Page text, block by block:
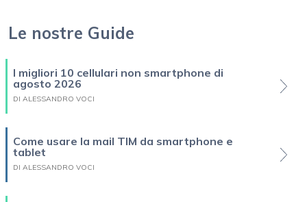
Le nostre Guide
I migliori 10 cellulari non smartphone di
agosto 2026
DI ALESSANDRO VOCI
Come usare la mail TIM da smartphone e
tablet
DI ALESSANDRO VOCI